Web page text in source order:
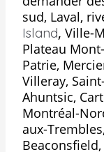
sud, Laval,
Island,Ville-
Plateau
Patrie,
Villeray,
Ahuntsic,
Montréal-
aux-